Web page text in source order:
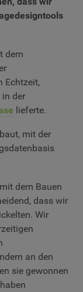
dem
Echtzeit,
der
lieferte.
mit der
dem Bauen
dass wir
Wir
an den
sie gewonnen